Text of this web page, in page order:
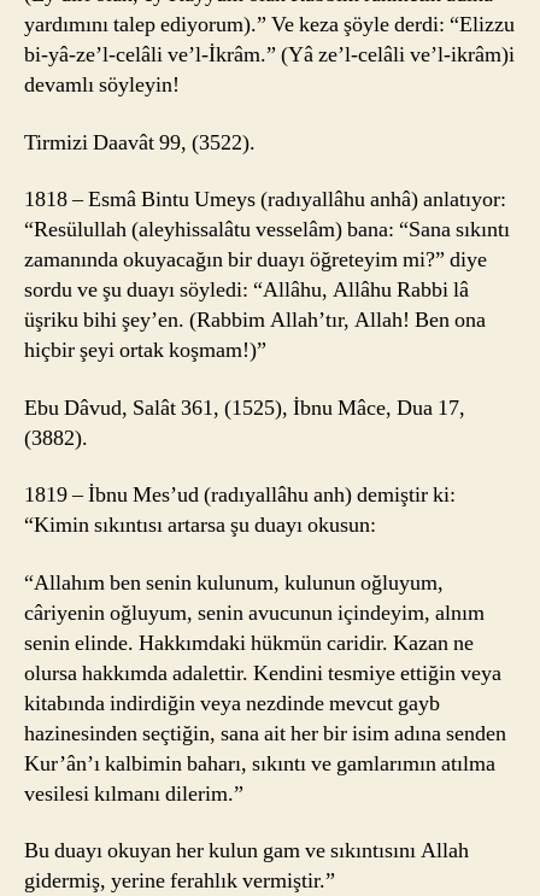
yardımını talep ediyorum).” Ve keza şöyle derdi: “Elizzu
bi-yâ-ze’l-celâli ve’l-İkrâm.” (Yâ ze’l-celâli ve’l-ikrâm)i
devamlı söyleyin!
Tirmizi Daavât 99, (3522).
1818 – Esmâ Bintu Umeys (radıyallâhu anhâ) anlatıyor:
“Resülullah (aleyhissalâtu vesselâm) bana: “Sana sıkıntı
zamanında okuyacağın bir duayı öğreteyim mi?” diye
sordu ve şu duayı söyledi: “Allâhu, Allâhu Rabbi lâ
üşriku bihi şey’en. (Rabbim Allah’tır, Allah! Ben ona
hiçbir şeyi ortak koşmam!)”
Ebu Dâvud, Salât 361, (1525), İbnu Mâce, Dua 17,
(3882).
1819 – İbnu Mes’ud (radıyallâhu anh) demiştir ki:
“Kimin sıkıntısı artarsa şu duayı okusun:
“Allahım ben senin kulunum, kulunun oğluyum,
câriyenin oğluyum, senin avucunun içindeyim, alnım
senin elinde. Hakkımdaki hükmün caridir. Kazan ne
olursa hakkımda adalettir. Kendini tesmiye ettiğin veya
kitabında indirdiğin veya nezdinde mevcut gayb
hazinesinden seçtiğin, sana ait her bir isim adına senden
Kur’ân’ı kalbimin baharı, sıkıntı ve gamlarımın atılma
vesilesi kılmanı dilerim.”
Bu duayı okuyan her kulun gam ve sıkıntısını Allah
gidermiş, yerine ferahlık vermiştir.”